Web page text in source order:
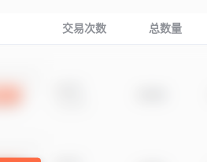
交易次数 总数量